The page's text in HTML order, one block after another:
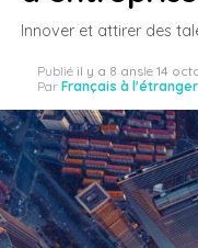
Innover et attirer des
Publié il y a 8 ansle 14
Par Français à l'étranger